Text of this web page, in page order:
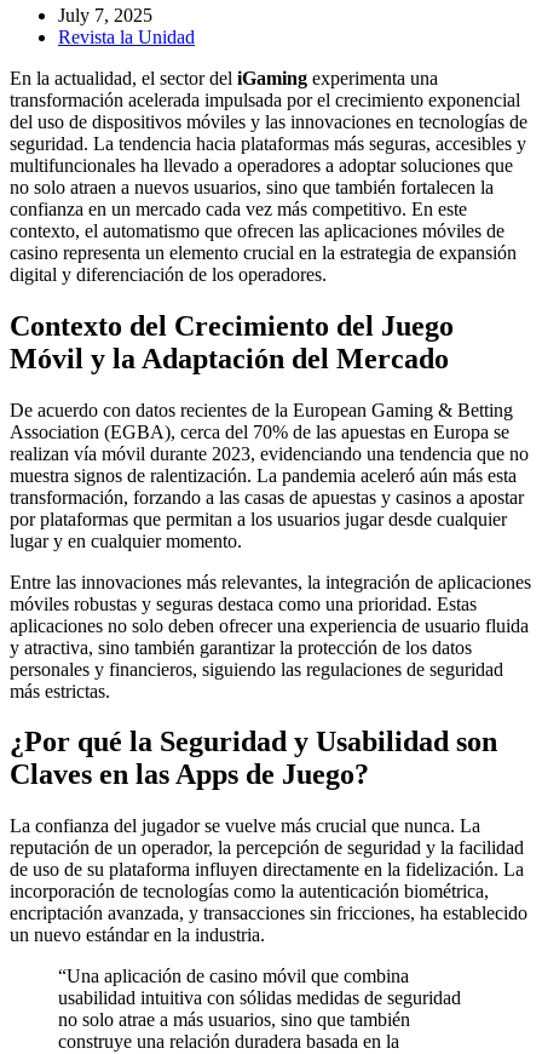
July 7, 2025
Revista la Unidad
En la actualidad, el sector del iGaming experimenta una
transformación acelerada impulsada por el crecimiento exponencial
del uso de dispositivos móviles y las innovaciones en tecnologías de
seguridad. La tendencia hacia plataformas más seguras, accesibles y
multifuncionales ha llevado a operadores a adoptar soluciones que
no solo atraen a nuevos usuarios, sino que también fortalecen la
confianza en un mercado cada vez más competitivo. En este
contexto, el automatismo que ofrecen las aplicaciones móviles de
casino representa un elemento crucial en la estrategia de expansión
digital y diferenciación de los operadores.
Contexto del Crecimiento del Juego
Móvil y la Adaptación del Mercado
De acuerdo con datos recientes de la European Gaming & Betting
Association (EGBA), cerca del 70% de las apuestas en Europa se
realizan vía móvil durante 2023, evidenciando una tendencia que no
muestra signos de ralentización. La pandemia aceleró aún más esta
transformación, forzando a las casas de apuestas y casinos a apostar
por plataformas que permitan a los usuarios jugar desde cualquier
lugar y en cualquier momento.
Entre las innovaciones más relevantes, la integración de aplicaciones
móviles robustas y seguras destaca como una prioridad. Estas
aplicaciones no solo deben ofrecer una experiencia de usuario fluida
y atractiva, sino también garantizar la protección de los datos
personales y financieros, siguiendo las regulaciones de seguridad
más estrictas.
¿Por qué la Seguridad y Usabilidad son
Claves en las Apps de Juego?
La confianza del jugador se vuelve más crucial que nunca. La
reputación de un operador, la percepción de seguridad y la facilidad
de uso de su plataforma influyen directamente en la fidelización. La
incorporación de tecnologías como la autenticación biométrica,
encriptación avanzada, y transacciones sin fricciones, ha establecido
un nuevo estándar en la industria.
“Una aplicación de casino móvil que combina
usabilidad intuitiva con sólidas medidas de seguridad
no solo atrae a más usuarios, sino que también
construye una relación duradera basada en la